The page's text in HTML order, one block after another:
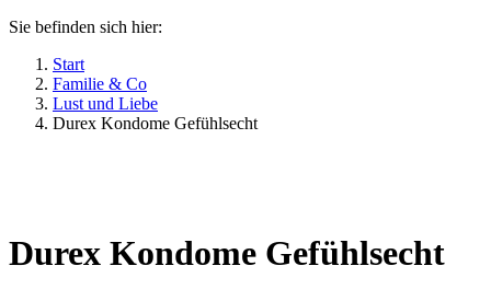
Sie befinden sich hier:
Start
Familie & Co
Lust und Liebe
Durex Kondome Gefühlsecht
Durex Kondome Gefühlsecht